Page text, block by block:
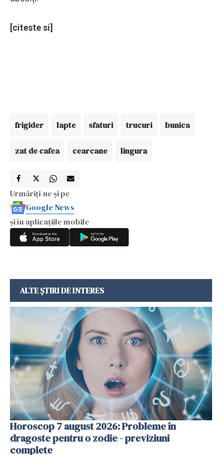
[citeste si]
frigider lapte sfaturi trucuri bunica
zat de cafea cearcane lingura
Urmăriți-ne și pe
Google News
și în aplicațiile mobile
ALTE ȘTIRI DE INTERES
Horoscop 7 august 2026: Probleme în
dragoste pentru o zodie - previziuni
complete